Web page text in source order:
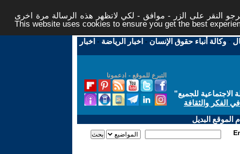
النقر على الزر - موافق - لكي لاتظهر هذه الرسالة مرة اخرى -
This website uses cookies to ensure you get the best
-وكالة أنباء حقوق الإنسان - اخبار الرياضة - اخبار
التبرع للموقع - ادعمونا
للجميع"
الفكر والثقافة
الموقع البديل